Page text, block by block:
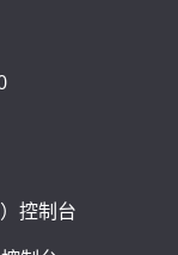
控制台